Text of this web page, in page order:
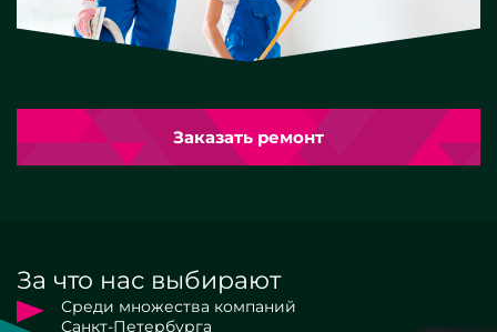
Заказать ремонт
За что нас выбирают
Среди множества компаний
Санкт-Петербурга